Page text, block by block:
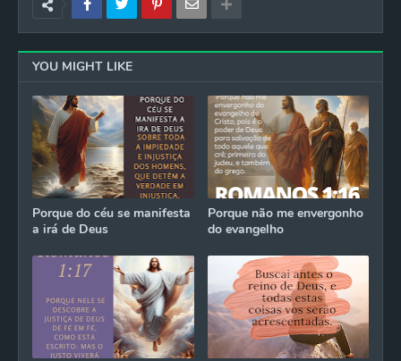
YOU MIGHT LIKE
Porque do céu se manifesta
a irá de Deus
Porque não me envergonho
do evangelho